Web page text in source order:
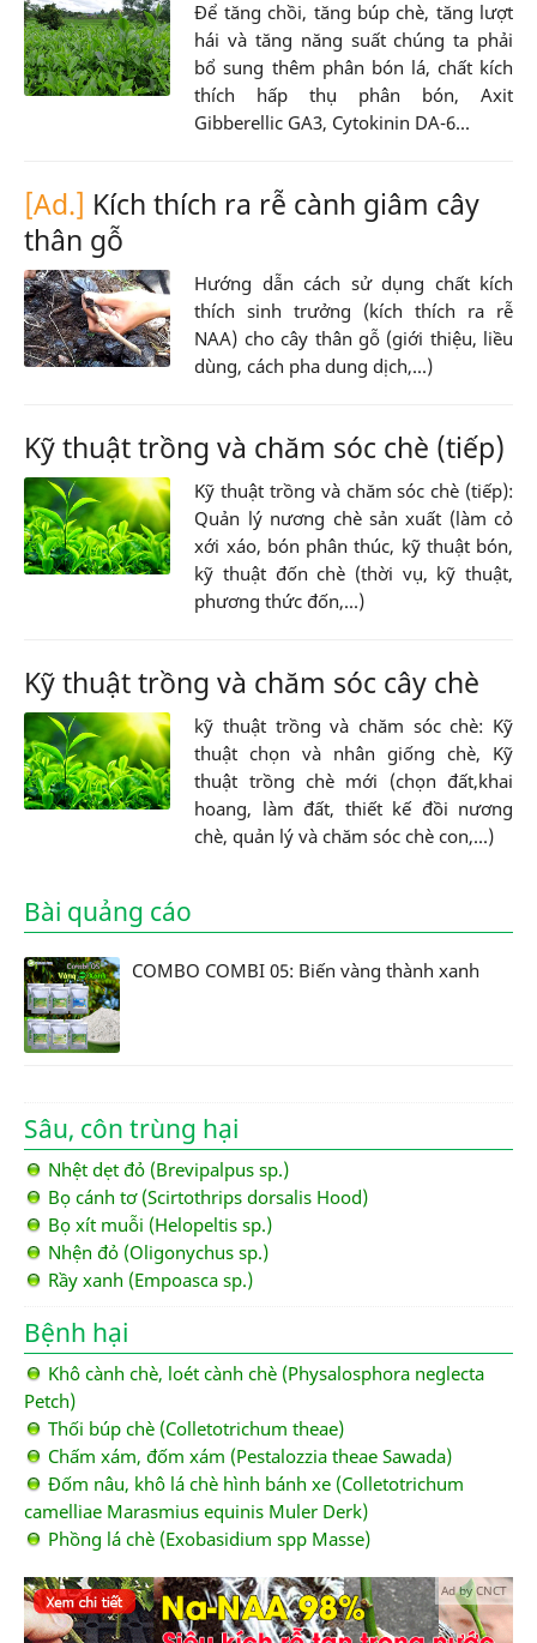
Để tăng chồi, tăng búp chè, tăng lượt
hái và tăng năng suất chúng ta phải
bổ sung thêm phân bón lá, chất kích
thích hấp thụ phân bón, Axit
Gibberellic GA3, Cytokinin DA-6...
[Ad.] Kích thích ra rễ cành giâm cây
thân gỗ
Hướng dẫn cách sử dụng chất kích
thích sinh trưởng (kích thích ra rễ
NAA) cho cây thân gỗ (giới thiệu, liều
dùng, cách pha dung dịch,...)
Kỹ thuật trồng và chăm sóc chè (tiếp)
Kỹ thuật trồng và chăm sóc chè (tiếp):
Quản lý nương chè sản xuất (làm cỏ
xới xáo, bón phân thúc, kỹ thuật bón,
kỹ thuật đốn chè (thời vụ, kỹ thuật,
phương thức đốn,...)
Kỹ thuật trồng và chăm sóc cây chè
kỹ thuật trồng và chăm sóc chè: Kỹ
thuật chọn và nhân giống chè, Kỹ
thuật trồng chè mới (chọn đất,khai
hoang, làm đất, thiết kế đồi nương
chè, quản lý và chăm sóc chè con,...)
Bài quảng cáo
COMBO COMBI 05: Biến vàng thành xanh
Sâu, côn trùng hại
Nhệt dẹt đỏ (Brevipalpus sp.)
Bọ cánh tơ (Scirtothrips dorsalis Hood)
Bọ xít muỗi (Helopeltis sp.)
Nhện đỏ (Oligonychus sp.)
Rầy xanh (Empoasca sp.)
Bệnh hại
Khô cành chè, loét cành chè (Physalosphora neglecta
Petch)
Thối búp chè (Colletotrichum theae)
Chấm xám, đốm xám (Pestalozzia theae Sawada)
Đốm nâu, khô lá chè hình bánh xe (Colletotrichum
camelliae Marasmius equinis Muler Derk)
Phồng lá chè (Exobasidium spp Masse)
Ad by CNCT